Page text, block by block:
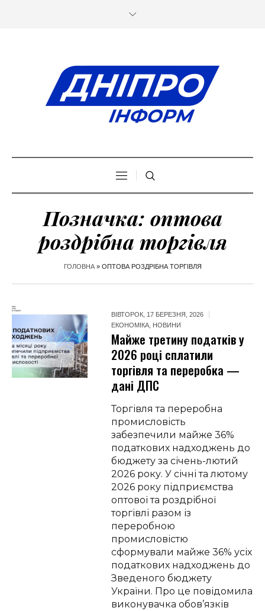
Позначка: оптова
роздрібна торгівля
ГОЛОВНА» ОПТОВА РОЗДРІБНА ТОРГІВЛЯ
ВІВТОРОК, 17 БЕРЕЗНЯ, 2026
ЕКОНОМІКА НОВИНИ
Майже третину податків у
2026 році сплатили
торгівля та переробка —
дані ДПС
Торгівля та переробна
промисловість
забезпечили майже 36%
податкових надходжень до
бюджету за січень-лютий
2026 року. У січні та лютому
2026 року підприємства
оптової та роздрібної
торгівлі разом із
переробною
промисловістю
сформували майже 36% усіх
податкових надходжень до
Зведеного бюджету
України. Про це повідомила
виконувачка обов’язків